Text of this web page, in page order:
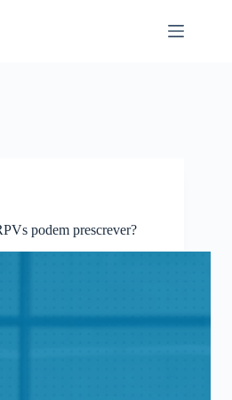
podem prescrever?